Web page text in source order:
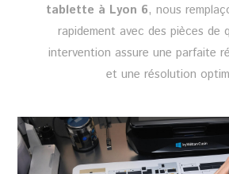
tablette à Lyon 6, nous
rapidement avec des pièces de
intervention assure une parfaite
et une résolution